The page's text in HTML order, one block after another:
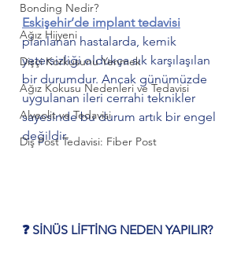
Bonding Nedir?
Ağız Hijyeni
Dişçi Korkusunu Yenmek
Ağız Kokusu Nedenleri ve Tedavisi
Alveolit ve Tedavisi
Diş Post Tedavisi: Fiber Post
Eskişehir’de implant tedavisi
planlanan hastalarda, kemik
yetersizliği oldukça sık karşılaşılan
bir durumdur. Ancak günümüzde
uygulanan ileri cerrahi teknikler
sayesinde bu durum artık bir engel
değildir.
❓ SİNÜS LİFTİNG NEDEN YAPILIR?